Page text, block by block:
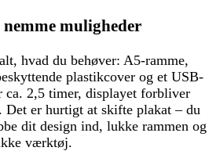
muligheder
hvad du behøver: A5-ramme,
plastikcover og et USB-
ca. 2,5 timer, displayet forbliver
er hurtigt at skifte plakat – du
dit design ind, lukke rammen og
værktøj.